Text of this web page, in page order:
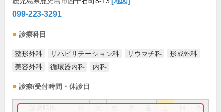
099-223-3291
診療科目
整形外科 リハビリテーション科 リウマチ科
形成外科
美容外科
循環器内科 内科
診療/受付時間・休診日
祝